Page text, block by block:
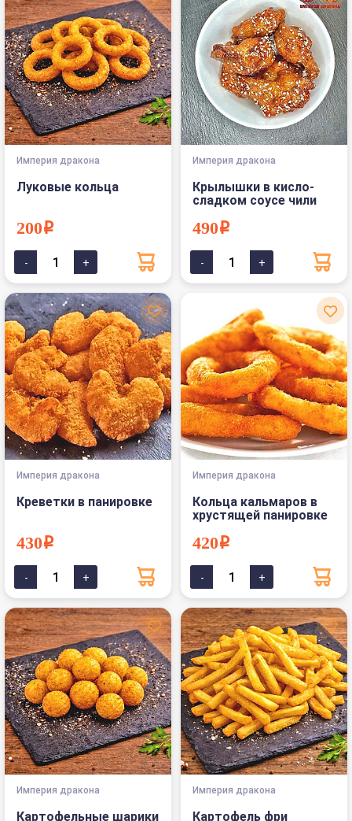
Империя дракона
Луковые кольца
200i
Империя дракона
Крылышки в кисло-
сладком соусе чили
490i
Империя дракона
Креветки в панировке
430i
Империя дракона
Кольца кальмаров в
хрустящей панировке
420i
Империя дракона
Картофельные шарики
Империя дракона
Картофель фри